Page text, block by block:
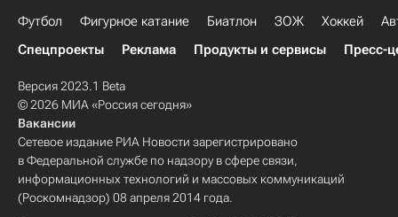
Футбол Фигурное катание Биатлон ЗОЖ Хоккей
Спецпроекты
Реклама Продукты и сервисы Пресс-
Версия 2023.1 Beta
© 2026 МИА «Россия сегодня»
Вакансии
Сетевое издание РИА Новости зарегистрировано
в Федеральной службе по надзору в сфере связи,
информационных технологий и массовых коммуникаций
(Роскомнадзор) 08 апреля 2014 года.